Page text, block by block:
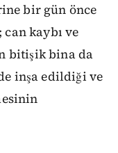
bir gün önce
kaybı ve
bitişik bina da
inşa edildiği ve